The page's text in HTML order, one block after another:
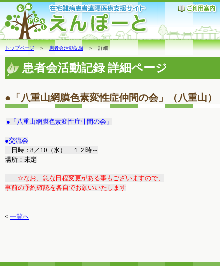
トップページ＞患者会活動記録＞ 詳細
患者会活動記録 詳細ページ
●「八重山網膜色素変性症仲間の会」（八重山）
●「八重山網膜色素変性症仲間の会」
●交流会
日時：8／10（水） １２時～
場所：未定
☆なお、急な日程変更がある事もございますので、
事前の予約確認を各自でお願いいたします
< 一覧へ